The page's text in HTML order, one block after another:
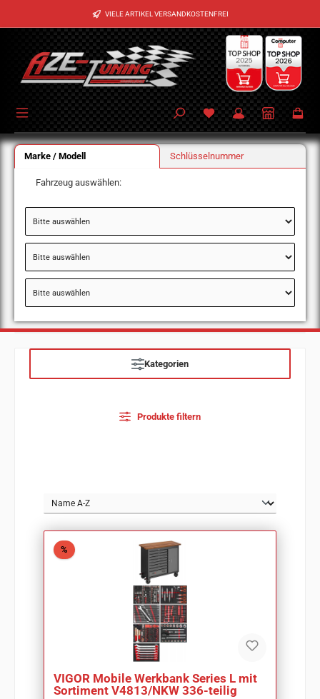
Zum Hauptinhalt springen VIELE ARTIKEL VERSANDKOSTENFREI
Marke / Modell Schlüsselnummer
Fahrzeug auswählen:
Kategorien
Produkte filtern
%Rabatt
VIGOR Mobile Werkbank Series L mit
Sortiment V4813/NKW 336-teilig